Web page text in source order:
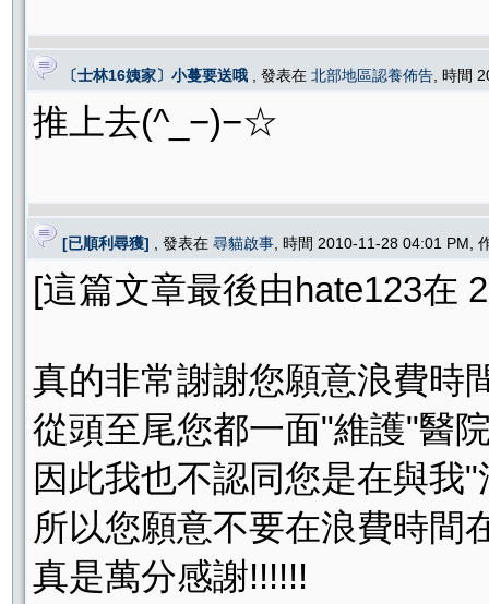
〔士林16姨家〕小蔓要送哦 , 發表在 北部地區認養佈告 , 時間
推上去(^_−)−☆
[已順利尋獲] , 發表在 尋貓啟事 , 時間 2010-11-28 04:01 PM,
[這篇文章最後由hate123在
真的非常謝謝您願意浪費時
從頭至尾您都一面"維護"醫
因此我也不認同您是在與我"
所以您願意不要在浪費時間
真是萬分感謝!!!!!!